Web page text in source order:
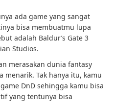
ada game yang sangat
bisa membuatmu lupa
adalah Baldur’s Gate 3
Studios.
merasakan dunia fantasy
menarik. Tak hanya itu, kamu
DnD sehingga kamu bisa
yang tentunya bisa